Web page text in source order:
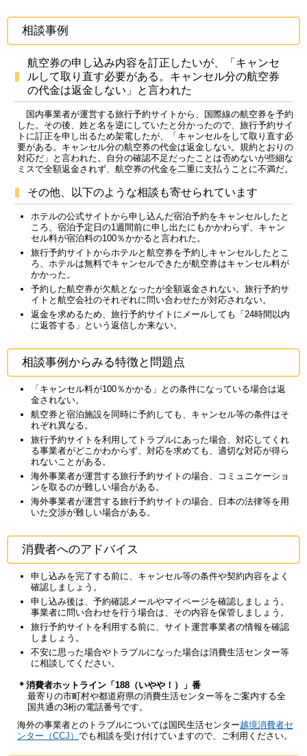
相談事例
航空券の申し込み内容を訂正したいが、「キャンセ
ルして取り直す必要がある。キャンセル分の航空券
の代金は返金しない」と言われた
国内事業者が運営する旅行予約サイトから、国際線の航空券を予約
した。その後、姓と名を逆にしていたと分かったので、旅行予約サイ
トに訂正を申し出るため架電したが、「キャンセルをして取り直す必
要がある。キャンセル分の航空券の代金は返金しない。規約とおりの
対応だ」と言われた。自分の確認不足だったことは否めないが些細な
ミスで全額返金されず、航空券の代金を二重に支払うことに不満だ。
その他、以下のような相談も寄せられています
ホテルの公式サイトから申し込んだ宿泊予約をキャンセルしたと
ころ、宿泊予定日の1週間前に申し出たにもかかわらず、キャン
セル料が宿泊料の100％かかると言われた。
旅行予約サイトからホテルと航空券を予約しキャンセルしたとこ
ろ、ホテルは無料でキャンセルできたが航空券はキャンセル料が
かかった。
予約した航空券が欠航となったが全額返金されない。旅行予約サ
イトと航空会社のそれぞれに問い合わせたが対応されない。
返金を求めるため、旅行予約サイトにメールしても「24時間以内
に返答する」という返信しか来ない。
相談事例からみる特徴と問題点
「キャンセル料が100％かかる」との条件になっている場合は返
金されない。
航空券と宿泊施設を同時に予約しても、キャンセル等の条件はそ
れぞれ異なる。
旅行予約サイトを利用してトラブルにあった場合、対応してくれ
る事業者がどこかわからず、対応を求めても、適切な対応が得ら
れないことがある。
海外事業者が運営する旅行予約サイトの場合、コミュニケーショ
ンを取るのが難しい場合がある。
海外事業者が運営する旅行予約サイトの場合、日本の法律等を用
いた交渉が難しい場合がある。
消費者へのアドバイス
申し込みを完了する前に、キャンセル等の条件や契約内容をよく
確認しましょう。
申し込み後は、予約確認メールやマイページを確認しましょう。
事業者に問い合わせを行う場合は、その内容を保管しましょう。
旅行予約サイトを利用する前に、サイト運営事業者の情報を確認
しましょう。
不安に思った場合やトラブルになった場合は消費生活センター等
に相談してください。
＊消費者ホットライン「188（いやや！）」番
最寄りの市町村や都道府県の消費生活センター等をご案内する全
国共通の3桁の電話番号です。
海外の事業者とのトラブルについては国民生活センター越境消費者セ
ンター（CCJ） でも相談を受け付けていますので、ご利用ください。